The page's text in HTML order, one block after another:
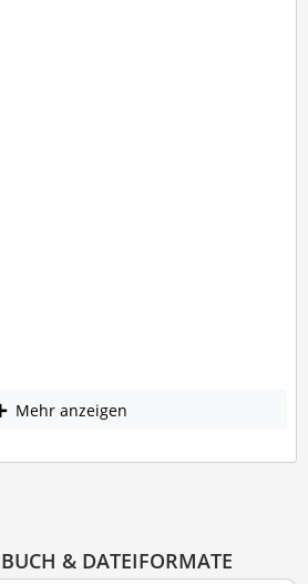
Mehr anzeigen
& DATEIFORMATE